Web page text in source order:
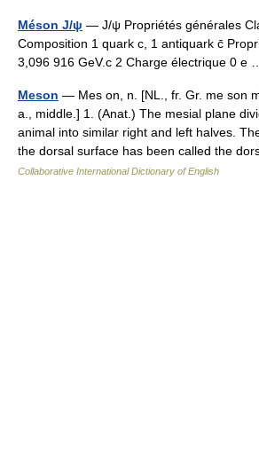
Méson J/ψ — J/ψ Propriétés générales
Composition 1 quark c, 1 antiquark c̄
3,096 916 GeV.c 2 Charge électrique 0 e
Meson — Mes on, n. [NL., fr. Gr. me son
a., middle.] 1. (Anat.) The mesial plane
animal into similar right and left halves.
the dorsal surface has been called the
Collaborative International Dictionary of English